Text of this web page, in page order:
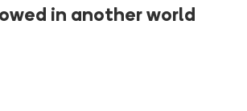
in another world